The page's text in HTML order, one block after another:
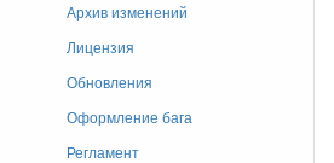
Архив изменений
Лицензия
Обновления
Оформление бага
Регламент